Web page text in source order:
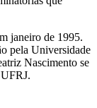
janeiro de 1995.
pela Universidade
Nascimento se